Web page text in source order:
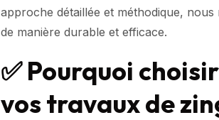
approche détaillée et méthodique,
de manière durable et efficace.
✅ Pourquoi choisir
vos travaux de